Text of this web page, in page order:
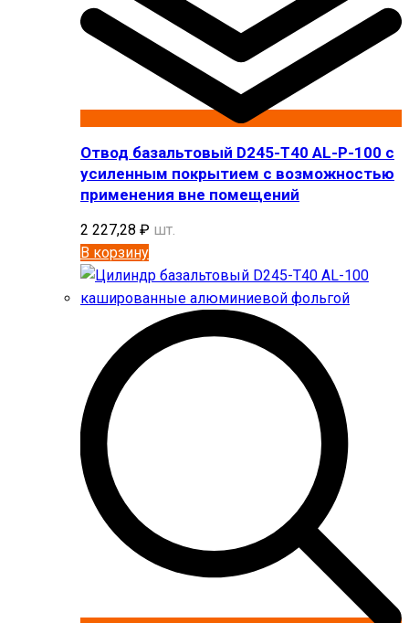
Отвод базальтовый D245-T40 AL-P-100 с
усиленным покрытием с возможностью
применения вне помещений
2 227,28 ₽ шт.
В корзину